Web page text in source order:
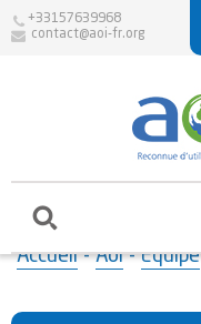
+33157639968
contact@aoi-fr.org
Accueil - Aoi - Equipe